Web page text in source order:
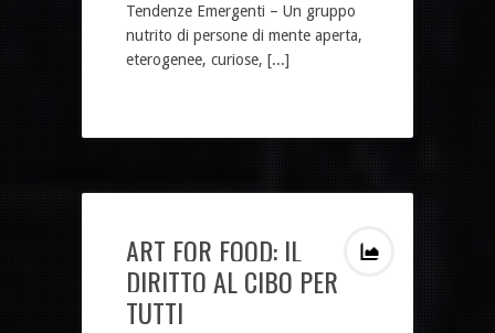
Tendenze Emergenti – Un gruppo
nutrito di persone di mente aperta,
eterogenee, curiose, [...]
ART FOR FOOD: IL
DIRITTO AL CIBO PER
TUTTI